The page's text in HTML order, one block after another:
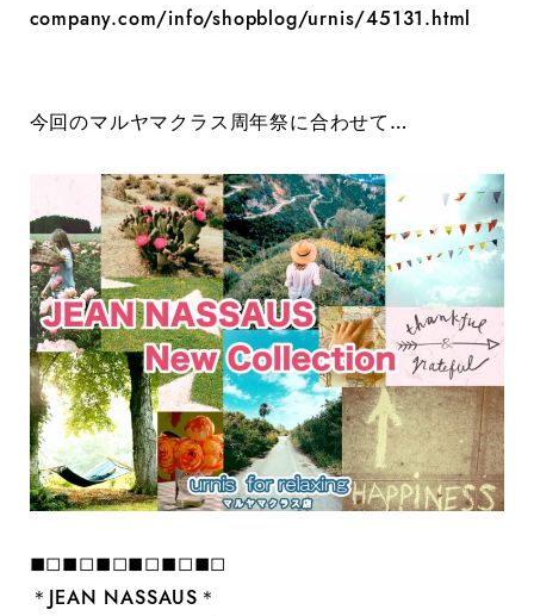
company.com/info/shopblog/urnis/45131.html
今回のマルヤマクラス周年祭に合わせて…
◼︎◻︎◼︎◻︎◼︎◻︎◼︎◻︎◼︎◻︎◼︎◻︎
＊JEAN NASSAUS＊